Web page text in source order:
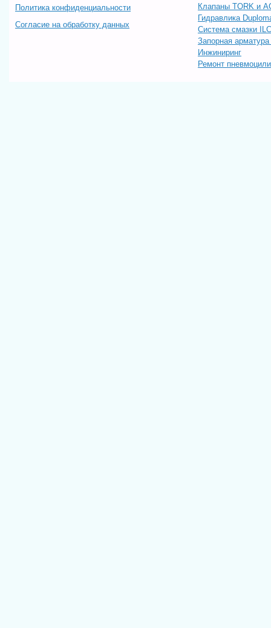
Политика конфиденциальности
Согласие на обработку данных
Клапаны TORK и
Гидравлика
Система смазки ILC
Запорная
Инжиниринг
Ремонт